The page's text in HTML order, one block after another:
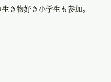
き物好き小学生も参加。